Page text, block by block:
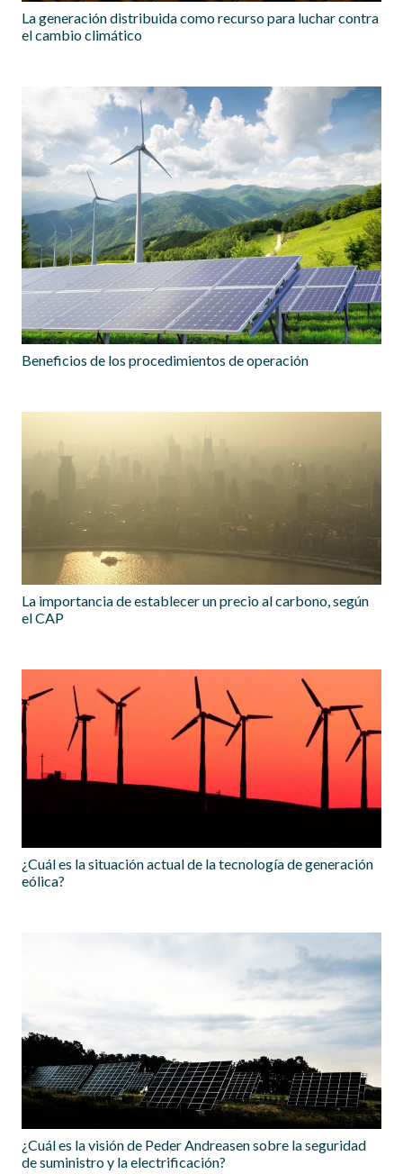
La generación distribuida como recurso para luchar contra
el cambio climático
Beneficios de los procedimientos de operación
La importancia de establecer un precio al carbono, según
el CAP
¿Cuál es la situación actual de la tecnología de generación
eólica?
¿Cuál es la visión de Peder Andreasen sobre la seguridad
de suministro y la electrificación?